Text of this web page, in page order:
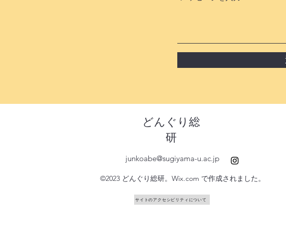
どんぐり総
研
junkoabe@sugiyama-u.ac.jp
©2023 どんぐり総研。Wix.com で作成されました。
サイトのアクセシビリティについて